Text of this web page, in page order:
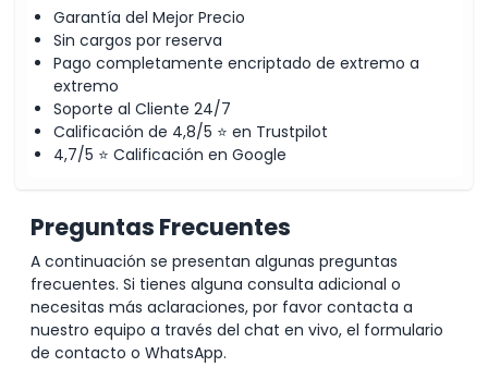
Garantía del Mejor Precio
Sin cargos por reserva
Pago completamente encriptado de extremo a
extremo
Soporte al Cliente 24/7
Calificación de 4,8/5 ⭐ en Trustpilot
4,7/5 ⭐ Calificación en Google
Preguntas Frecuentes
A continuación se presentan algunas preguntas
frecuentes. Si tienes alguna consulta adicional o
necesitas más aclaraciones, por favor contacta a
nuestro equipo a través del chat en vivo, el formulario
de contacto o WhatsApp.